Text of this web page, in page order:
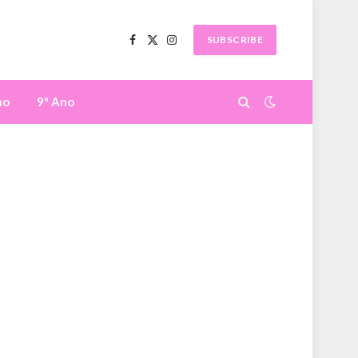
Facebook
X
Instagram
SUBSCRIBE
9º Ano